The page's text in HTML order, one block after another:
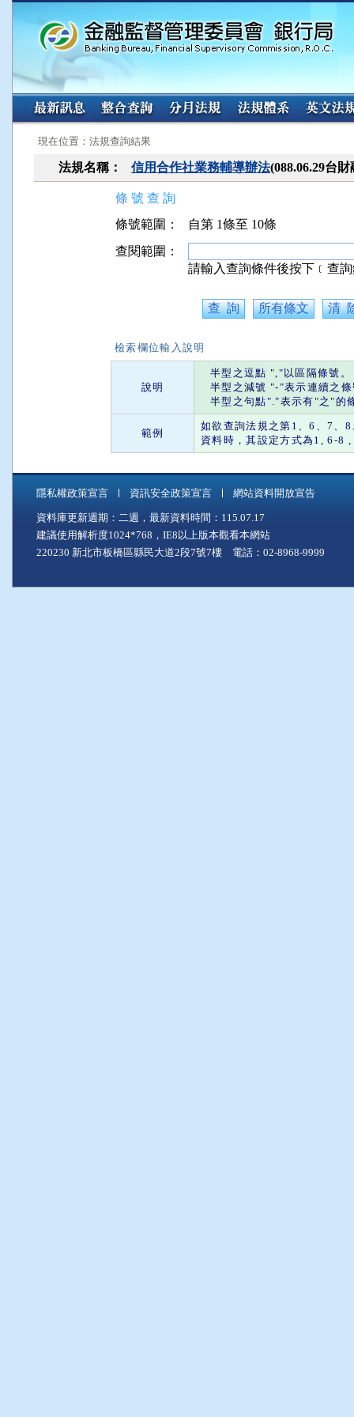
:::
現在位置：法規查詢結果
法規名稱： 信用合作社業務輔導辦法(088.06.29台
條 號 查 詢
條號範圍：
自第 1條至 10條
查閱範圍：
請輸入查詢條件後按下﹝查
檢索欄位輸入說明
說明
半型之 逗點 ","以區隔條號。
半型之 減號 "-"表示連續之
半型之 句點"."表示有"之"的
範例
如欲查詢法規之第1、6、7、
資料時，其設定方式為1, 6-8
隱私權政策宣言 資訊安全政策宣言 網站資料開放宣告
資料庫更新週期：二週，最新資料時間：115.07.17
建議使用解析度1024*768，IE8以上版本觀看本網站
220230 新北市板橋區縣民大道2段7號7樓 電話：02-8968-9999